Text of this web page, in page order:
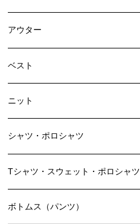
アウター
ベスト
ニット
シャツ・ポロシャツ
Tシャツ・スウェット・ポロシャツ
ボトムス（パンツ）